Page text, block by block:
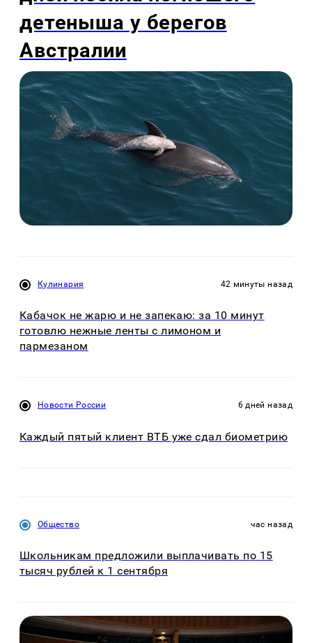
детеныша у берегов
Австралии
Кулинария 42 минуты назад
Кабачок не жарю и не запекаю: за 10 минут
готовлю нежные ленты с лимоном и
пармезаном
Новости России 6 дней назад
Каждый пятый клиент ВТБ уже сдал биометрию
Общество час назад
Школьникам предложили выплачивать по 15
тысяч рублей к 1 сентября